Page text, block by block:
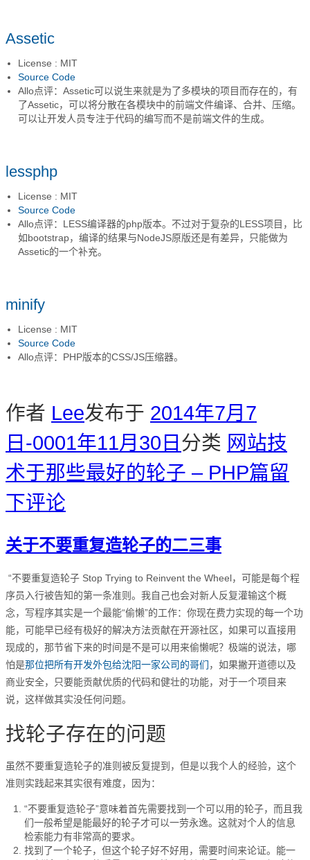
Assetic
License : MIT
Source Code
Allo点评：Assetic可以说生来就是为了多模块的项目而存在的，有
了Assetic，可以将分散在各模块中的前端文件编译、合并、压缩。
可以让开发人员专注于代码的编写而不是前端文件的生成。
lessphp
License : MIT
Source Code
Allo点评：LESS编译器的php版本。不过对于复杂的LESS项目，比
如bootstrap，编译的结果与NodeJS原版还是有差异，只能做为
Assetic的一个补充。
minify
License : MIT
Source Code
Allo点评：PHP版本的CSS/JS压缩器。
作者 Lee发布于 2014年7月7
日 -0001年11月30日 分类 网站技
术于那些最好的轮子 – PHP篇留
下评论
关于不要重复造轮子的二三事
“不要重复造轮子 Stop Trying to Reinvent the Wheel，可能是每个程
序员入行被告知的第一条准则。我自己也会对新人反复灌输这个概
念，写程序其实是一个最能“偷懒”的工作：你现在费力实现的每一个功
能，可能早已经有极好的解决方法贡献在开源社区，如果可以直接用
现成的，那节省下来的时间是不是可以用来偷懒呢？极端的说法，哪
怕是那位把所有开发外包给沈阳一家公司的哥们 ，如果撇开道德以及
商业安全，只要能贡献优质的代码和健壮的功能，对于一个项目来
说，这样做其实没任何问题。
找轮子存在的问题
虽然不要重复造轮子的准则被反复提到，但是以我个人的经验，这个
准则实践起来其实很有难度，因为：
“不要重复造轮子”意味着首先需要找到一个可以用的轮子，而且我
们一般希望是能最好的轮子才可以一劳永逸。这就对个人的信息
检索能力有非常高的要求。
找到了一个轮子，但这个轮子好不好用，需要时间来论证。能一